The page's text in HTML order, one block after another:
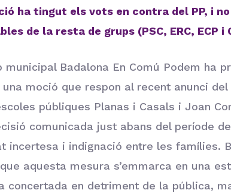
ha tingut els vots en contra del PP, i
de la resta de grups (PSC, ERC, ECP i
municipal Badalona En Comú Podem ha
moció que respon al recent anunci
públiques Planas i Casals i Joan
comunicada just abans del període
incertesa i indignació entre les famílies.
aquesta mesura s’emmarca en una
concertada en detriment de la pública,